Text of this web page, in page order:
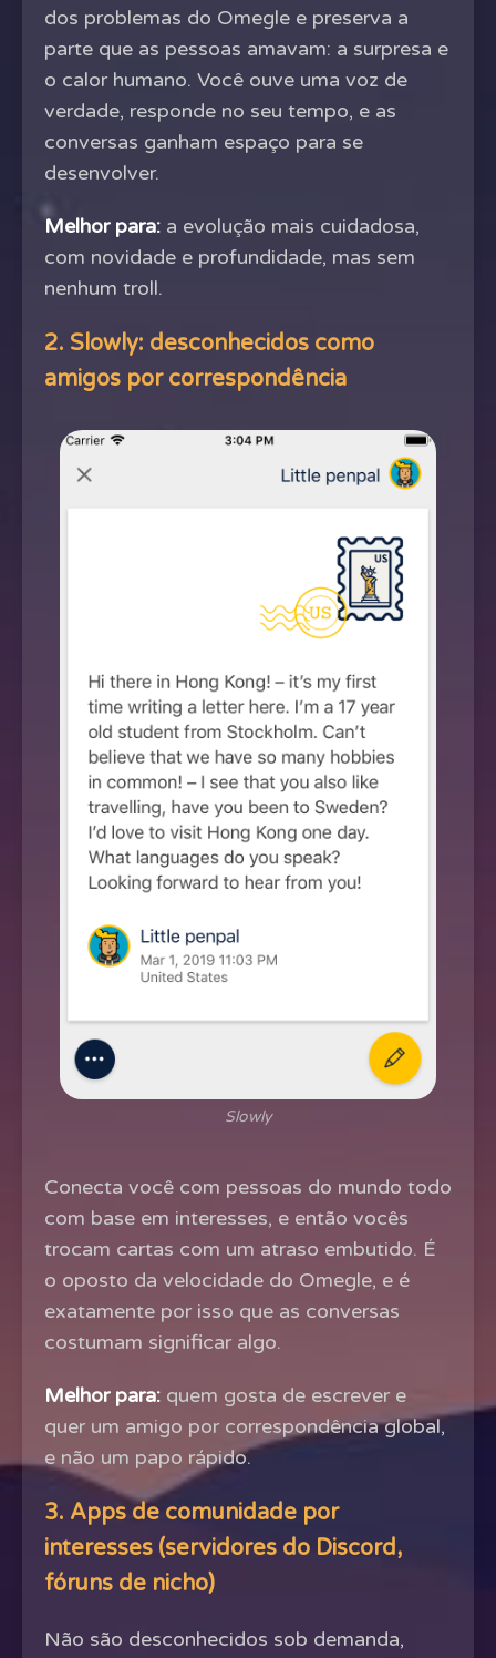
dos problemas do Omegle e preserva a
parte que as pessoas amavam: a surpresa e
o calor humano. Você ouve uma voz de
verdade, responde no seu tempo, e as
conversas ganham espaço para se
desenvolver.
Melhor para: a evolução mais cuidadosa,
com novidade e profundidade, mas sem
nenhum troll.
2. Slowly: desconhecidos como
amigos por correspondência
Slowly
Conecta você com pessoas do mundo todo
com base em interesses, e então vocês
trocam cartas com um atraso embutido. É
o oposto da velocidade do Omegle, e é
exatamente por isso que as conversas
costumam significar algo.
Melhor para: quem gosta de escrever e
quer um amigo por correspondência global,
e não um papo rápido.
3. Apps de comunidade por
interesses (servidores do Discord,
fóruns de nicho)
Não são desconhecidos sob demanda,